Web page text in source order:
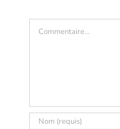
Commentaire